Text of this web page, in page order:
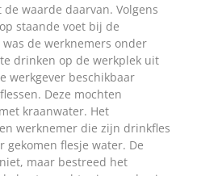
waarde daarvan. Volgens
staande voet bij de
de werknemers onder
drinken op de werkplek uit
werkgever beschikbaar
Deze mochten
kraanwater. Het
werknemer die zijn drinkfles
flesje water. De
maar bestreed het